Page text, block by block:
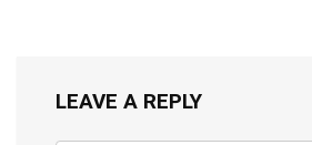
LEAVE A REPLY